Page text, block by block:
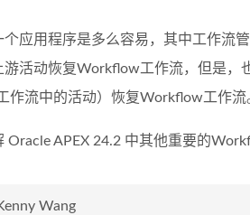
个应用程序是多么容易，其中工作流
游活动恢复Workflow工作流，但是，
作流中的活动）恢复Workflow工作流
Oracle APEX 24.2 中其他重要的
Wang